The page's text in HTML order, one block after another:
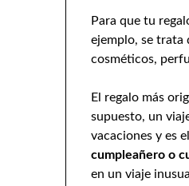
Para que tu
ejemplo, se trata
cosméticos,
El regalo más
supuesto, un
vacaciones y es
cumpleañero o
en un viaje